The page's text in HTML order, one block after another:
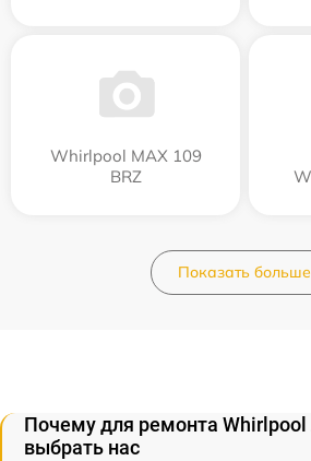
Whirlpool MAX 109
BRZ
Показать больше
Почему для ремонта Whirlpool
выбрать нас